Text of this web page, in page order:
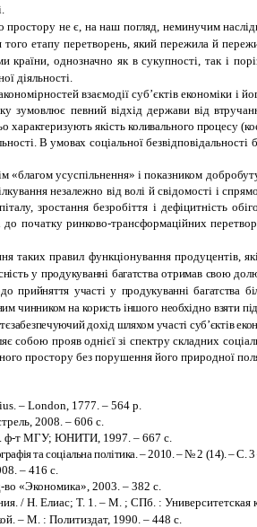
не є, на наш погляд, неминучим
етапу перетворень, який пережила й
однозначно як в сукупності, так і
діяльності.
взаємодії суб’єктів економіки і
зумовлює певний відхід держави від
якість коливального процесу
В умовах соціальної
«благом усуспільнення» і показником
незалежно від волі й свідомості і
зростання безробіття і дефіцитність
початку ринково-трансформаційних
таких правил функціонування
у продукуванні багатства отримав свою
участі у продукуванні багатства
чинником на користь іншого необхідно взяти
дохід шляхом участі суб’єктів
собою прояв однієї зі спектру складних
простору без порушення його природної
– London, 1777 . – 564p
2008. – 606 с.
ф-т МГУ; ЮНИТИ, 1997. – 667 с.
та соціальна політика. – 2010. – № 2 (14). – С. 3
– 416 с.
«Экономика», 2003. – 382 с.
/ Н. Елиас; Т. 1. – М. ; СПб. : Университетская
– М. : Политиздат, 1990. – 448 с.